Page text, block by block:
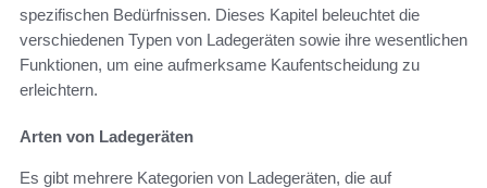
spezifischen Bedürfnissen. Dieses Kapitel beleuchtet die
verschiedenen Typen von Ladegeräten sowie ihre wesentlichen
Funktionen, um eine aufmerksame Kaufentscheidung zu
erleichtern.
Arten von Ladegeräten
Es gibt mehrere Kategorien von Ladegeräten, die auf